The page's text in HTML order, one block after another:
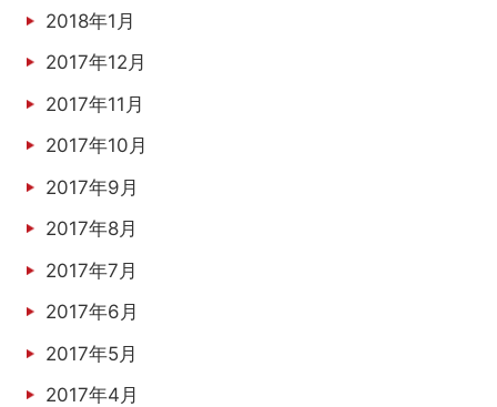
2018年1月
2017年12月
2017年11月
2017年10月
2017年9月
2017年8月
2017年7月
2017年6月
2017年5月
2017年4月